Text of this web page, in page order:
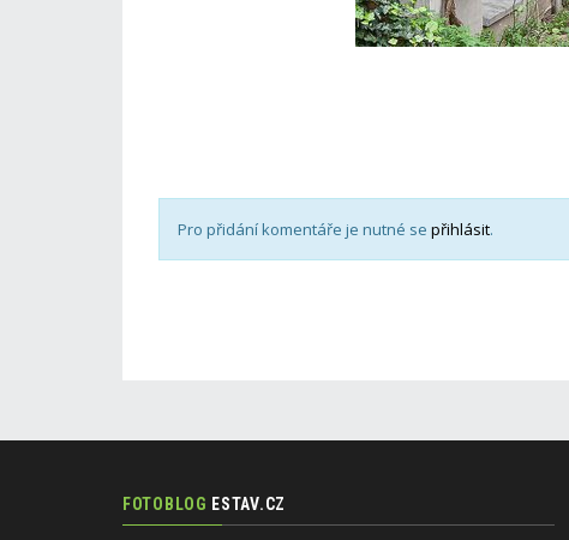
Pro přidání komentáře je nutné se přihlásit.
FOTOBLOG ESTAV.CZ